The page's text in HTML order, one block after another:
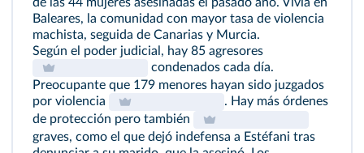
de las 44 mujeres asesinadas el pasado año. Vivía en
Baleares, la comunidad con mayor tasa de violencia
machista, seguida de Canarias y Murcia.
Según el poder judicial, hay 85 agresores
condenados cada día.
Preocupante que 179 menores hayan sido juzgados
por violencia
. Hay más órdenes
de protección pero también
graves, como el que dejó indefensa a Estéfani tras